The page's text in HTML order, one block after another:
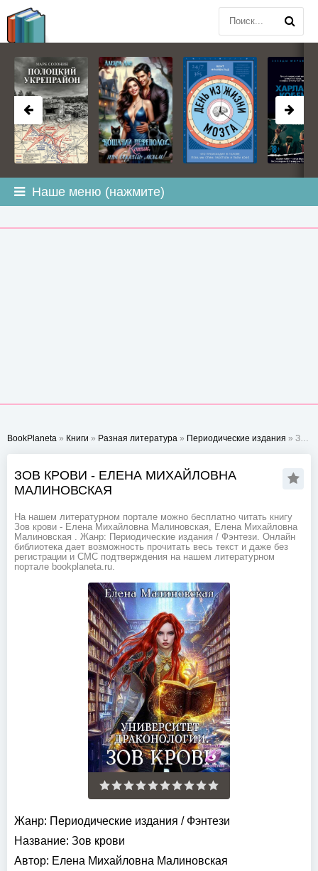
Наше меню (нажмите)
BookPlaneta » Книги » Разная литература » Периодические издания » Зов крови - Елена Михайловна Малиновская
ЗОВ КРОВИ - ЕЛЕНА МИХАЙЛОВНА
МАЛИНОВСКАЯ
На нашем литературном портале можно бесплатно читать книгу
Зов крови - Елена Михайловна Малиновская, Елена Михайловна
Малиновская . Жанр: Периодические издания / Фэнтези. Онлайн
библиотека дает возможность прочитать весь текст и даже без
регистрации и СМС подтверждения на нашем литературном
портале bookplaneta.ru.
Жанр: Периодические издания / Фэнтези
Название: Зов крови
Автор: Елена Михайловна Малиновская
BOOKPLANETA.COM